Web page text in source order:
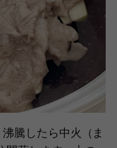
騰したら中火（ま